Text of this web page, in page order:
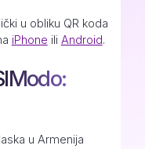
u obliku QR koda
iPhone ili Android.
u Armenija